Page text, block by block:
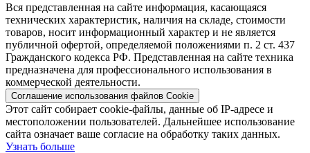
Вся представленная на сайте информация, касающаяся
технических характеристик, наличия на складе, стоимости
товаров, носит информационный характер и не является
публичной офертой, определяемой положениями п. 2 ст. 437
Гражданского кодекса РФ. Представленная на сайте техника
предназначена для профессионального использования в
коммерческой деятельности.
Соглашение использования файлов Cookie
Этот сайт собирает cookie-файлы, данные об IP-адресе и
местоположении пользователей. Дальнейшее использование
сайта означает ваше согласие на обработку таких данных.
Узнать больше